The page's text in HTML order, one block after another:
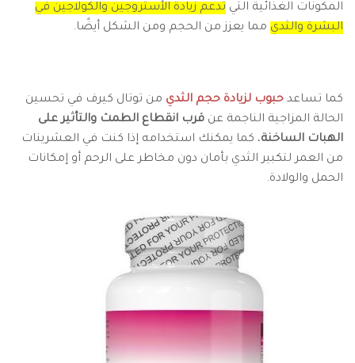
المكونات الغذائية التي تدعم زيادة الأستروجين والكولاجين في
البشرة والثدي مما يعزز من الحجم ومن الشكل أيضًا.
كما تساعد حبوب لزيادة حجم الثدي من توتال كيرف في تحسين
الحالة المزاجية الناجمة عن قرب انقطاع الطمث والتأثير على
الهبات الساخنة، كما يمكنك استخدامه إذا كنت في العشرينات
من العمر لتكبير الثدي بأمان دون مخاطر على الرحم أو إمكانات
الحمل والولادة.